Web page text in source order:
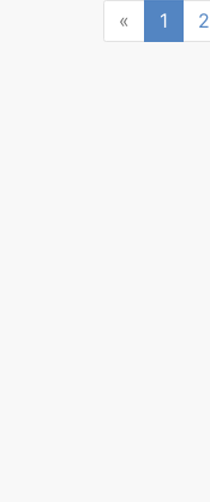
« Previous
1 2